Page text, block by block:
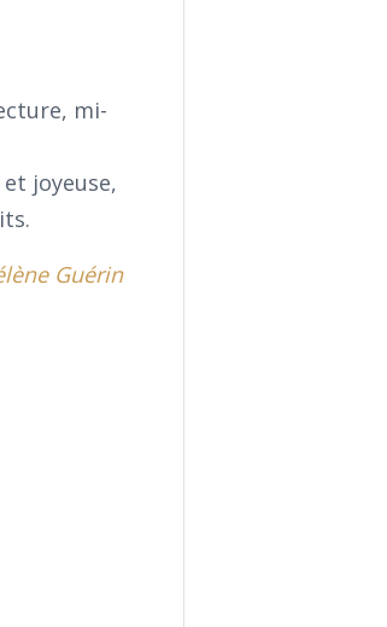
mi-
joyeuse,
Guérin